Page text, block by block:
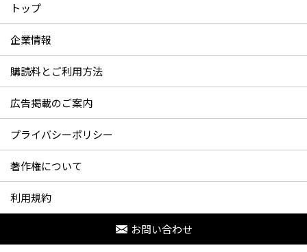
トップ
企業情報
購読料とご利用方法
広告掲載のご案内
プライバシーポリシー
著作権について
利用規約
お問い合わせ